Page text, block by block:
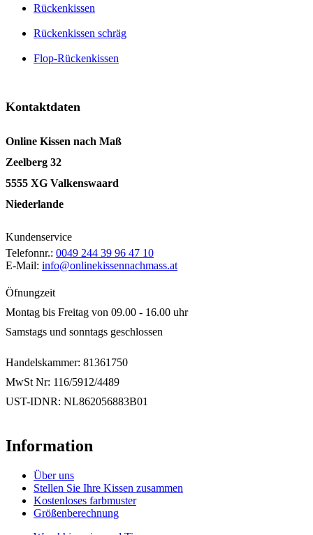
Rückenkissen
Rückenkissen schräg
Flop-Rückenkissen
Kontaktdaten
Online Kissen nach Maß
Zeelberg 32
5555 XG Valkenswaard
Niederlande
Kundenservice
Telefonnr.: 0049 244 39 96 47 10
E-Mail: info@onlinekissennachmass.at
Öfnungzeit
Montag bis Freitag von 09.00 - 16.00 uhr
Samstags und sonntags geschlossen
Handelskammer: 81361750
MwSt Nr: 116/5912/4489
UST-IDNR: NL862056883B01
Information
Über uns
Stellen Sie Ihre Kissen zusammen
Kostenloses farbmuster
Größenberechnung